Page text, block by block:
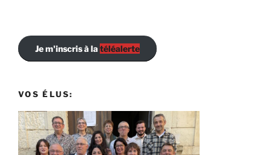
Je m'inscris à latéléalerte
VOS ÉLUS: